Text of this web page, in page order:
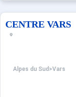
CENTRE VARS
Alpes du Sud >Vars